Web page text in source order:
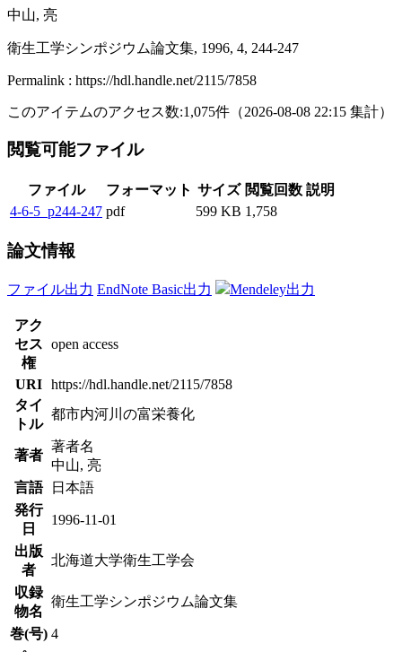
中山, 亮
衛生工学シンポジウム論文集, 1996, 4, 244-247
Permalink : https://hdl.handle.net/2115/7858
このアイテムのアクセス数:1,075件 （2026-08-08 22:15 集計）
閲覧可能ファイル
ファイル フォーマット サイズ 閲覧回数 説明
4-6-5_p244-247 pdf 599 KB 1,758
論文情報
ファイル出力 EndNote Basic出力 Mendeley出力
アク
セス
権
open access
URI https://hdl.handle.net/2115/7858
タイ
トル
都市内河川の富栄養化
著者
著者名
中山, 亮
言語
日本語
発行
日
1996-11-01
出版
者
北海道大学衛生工学会
収録
物名
衛生工学シンポジウム論文集
巻(号) 4